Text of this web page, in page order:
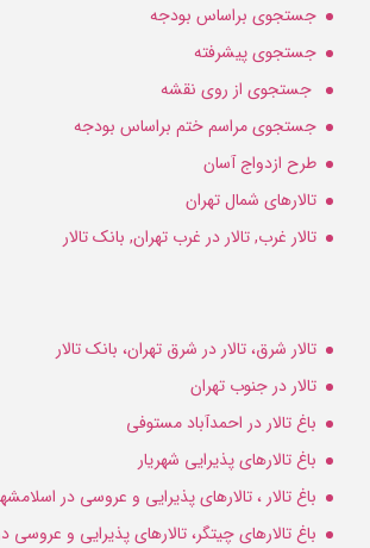
جستجوی براساس بودجه
جستجوی پیشرفته
جستجوی از روی نقشه
جستجوی مراسم ختم براساس بودجه
طرح ازدواج آسان
تالارهای شمال تهران
تالار غرب, تالار در غرب تهران, بانک تالار
تالار شرق، تالار در شرق تهران، بانک تالار
تالار در جنوب تهران
باغ تالار در احمدآباد مستوفی
باغ تالارهای پذیرایی شهریار
باغ تالار ، تالارهای پذیرایی و عروسی در
باغ تالارهای چیتگر، تالارهای پذیرایی و عروسی